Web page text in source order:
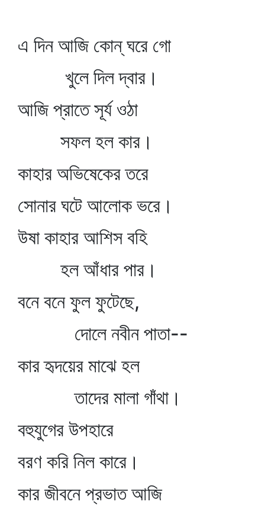
এ দিন আজি কোন্‌ ঘরে গো
খুলে দিল দ্বার।
আজি প্রাতে সূর্য ওঠা
সফল হল কার।
কাহার অভিষেকের তরে
সোনার ঘটে আলোক ভরে।
উষা কাহার আশিস বহি
হল আঁধার পার।
বনে বনে ফুল ফুটেছে,
দোলে নবীন পাতা--
কার হৃদয়ের মাঝে হল
তাদের মালা গাঁথা।
বহুযুগের উপহারে
বরণ করি নিল কারে।
কার জীবনে প্রভাত আজি